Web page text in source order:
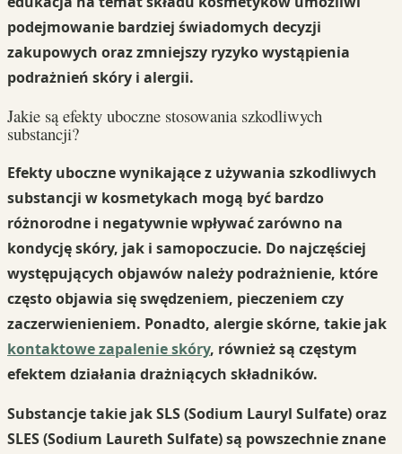
podejmowanie bardziej świadomych decyzji
zakupowych oraz zmniejszy ryzyko wystąpienia
podrażnień skóry i alergii.
Jakie są efekty uboczne stosowania szkodliwych
substancji?
Efekty ubocznewynikające z używania szkodliwych
substancji w kosmetykach mogą być bardzo
różnorodne i negatywnie wpływać zarówno na
kondycję skóry, jak i samopoczucie. Do najczęściej
występujących objawów należy podrażnienie, które
często objawia się swędzeniem, pieczeniem czy
zaczerwienieniem. Ponadto, alergie skórne, takie jak
kontaktowe zapalenie skóry, również są częstym
efektem działania drażniących składników.
Substancje takie jakSLS (Sodium Lauryl Sulfate)oraz
SLES (Sodium Laureth Sulfate)są powszechnie znane